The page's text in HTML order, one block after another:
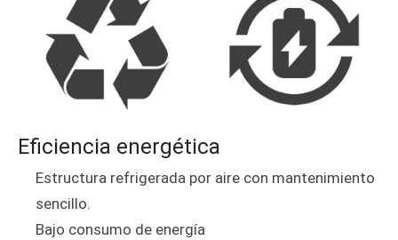
Eficiencia energética
Estructura refrigerada por aire con mantenimiento
sencillo.
Bajo consumo de energía